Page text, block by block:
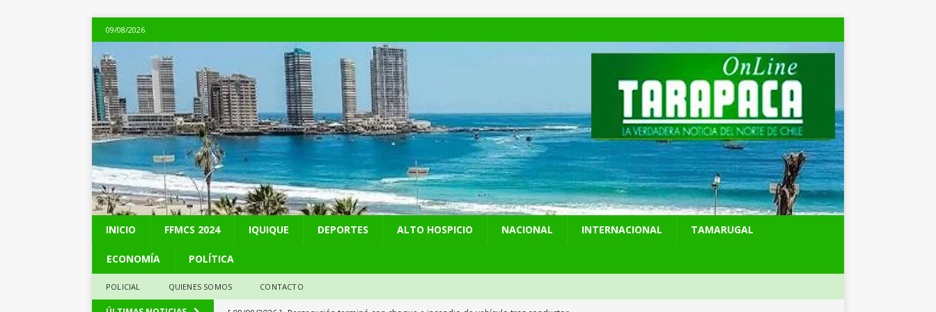
09/08/2026
INICIO FFMCS 2024 IQUIQUE DEPORTES ALTO HOSPICIO NACIONAL INTERNACIONAL TAMARUGAL
ECONOMÍA POLÍTICA
POLICIAL QUIENES SOMOS CONTACTO